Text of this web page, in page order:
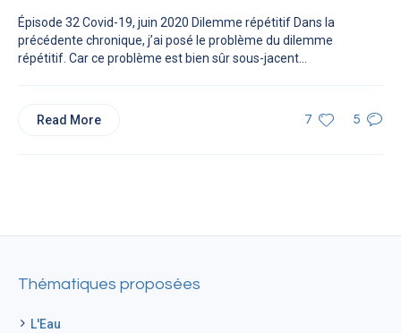
Épisode 32 Covid-19, juin 2020 Dilemme répétitif Dans la
précédente chronique, j’ai posé le problème du dilemme
répétitif. Car ce problème est bien sûr sous-jacent...
7 5
Read More
Thématiques proposées
L'Eau